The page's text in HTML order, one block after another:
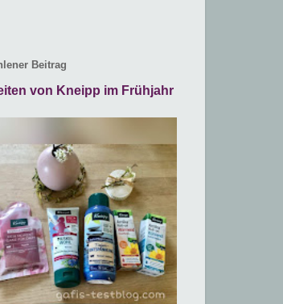
Beitrag
von Kneipp im Frühjahr